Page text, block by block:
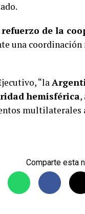
refuerzo de la
una
“la
hemisférica,
multilaterales
Comparte esta